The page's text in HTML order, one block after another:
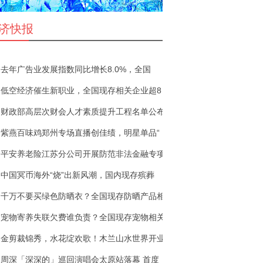
快报
去年广告业发展指数同比增长8.0%，全国
低空经济催生新职业，全国现存相关企业超8
财政部高层次财会人才素质提升工程名单公布
紫燕百味鸡郑州专场直播创佳绩，明星单品“
平安养老险江苏分公司开展防范非法金融专项
中国冥币海外“烧”出新风潮，国内现存殡葬
千万不要买绿色防晒衣？全国现存防晒产品相
宠物寄养失联欠费谁负责？全国现存宠物相关
金剪裁锦秀，水花绽欢歌！木兰山水世界开业
周深「深深的」巡回演唱会太原站落幕 首度